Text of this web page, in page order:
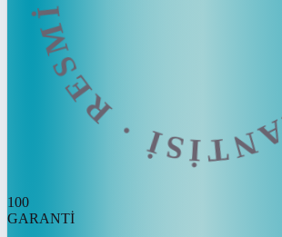
100
GARANTİ